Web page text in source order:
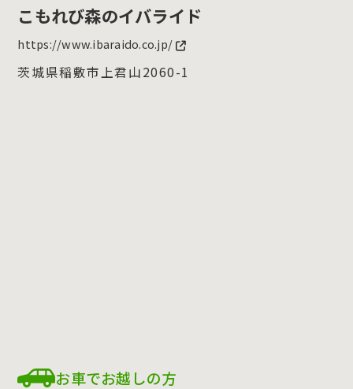
こもれび森のイバライド
https://www.ibaraido.co.jp/
茨城県稲敷市上君山2060-1
お車でお越しの方